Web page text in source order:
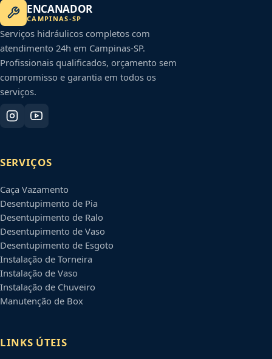
ENCANADOR
CAMPINAS-SP
Serviços hidráulicos completos com
atendimento 24h em Campinas-SP.
Profissionais qualificados, orçamento sem
compromisso e garantia em todos os
serviços.
SERVIÇOS
Caça Vazamento
Desentupimento de Pia
Desentupimento de Ralo
Desentupimento de Vaso
Desentupimento de Esgoto
Instalação de Torneira
Instalação de Vaso
Instalação de Chuveiro
Manutenção de Box
LINKS ÚTEIS